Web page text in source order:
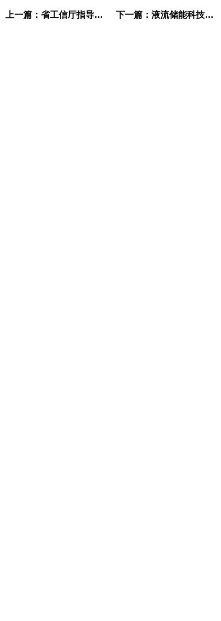
上一篇：省工信厅指导评选，液流储能科技入选省级“科技创新示范单位” 下一篇：液流储能科技入选2025中国潜在独角兽企业，稳健发展态势彰显高成长潜力